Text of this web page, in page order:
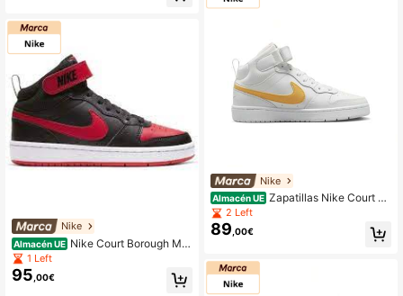
Nike
Almacén UE Nike Court Borough Mid
2 Zapatos para Niños Niños Negro
Rojo
1 Left
95 ,00€
Nike
Almacén UE Zapatillas Nike Court Bo
rough Mid para niñas en blanco y a
marillo
2 Left
89,00€